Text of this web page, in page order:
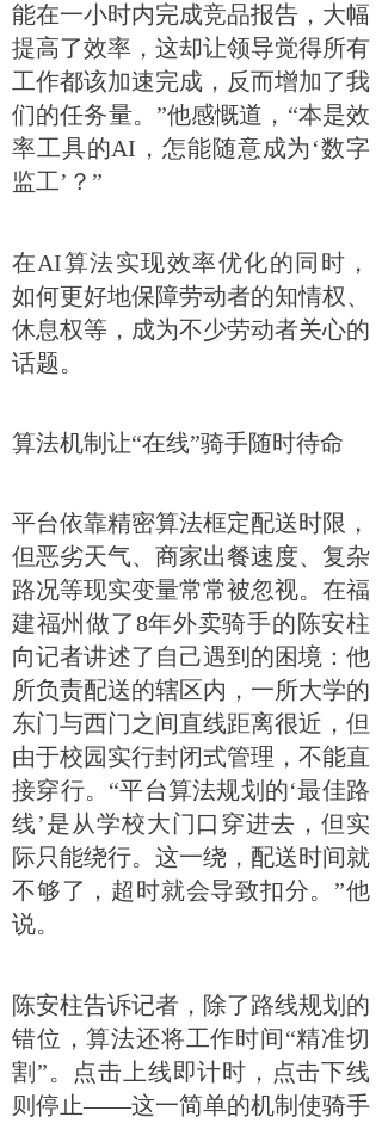
能在一小时内完成竞品报告，大幅
提高了效率，这却让领导觉得所有
工作都该加速完成，反而增加了我
们的任务量。”他感慨道，“本是效
率工具的AI，怎能随意成为‘数字
监工’？”
在AI算法实现效率优化的同时，
如何更好地保障劳动者的知情权、
休息权等，成为不少劳动者关心的
话题。
算法机制让“在线”骑手随时待命
平台依靠精密算法框定配送时限，
但恶劣天气、商家出餐速度、复杂
路况等现实变量常常被忽视。在福
建福州做了8年外卖骑手的陈安柱
向记者讲述了自己遇到的困境：他
所负责配送的辖区内，一所大学的
东门与西门之间直线距离很近，但
由于校园实行封闭式管理，不能直
接穿行。“平台算法规划的‘最佳路
线’是从学校大门口穿进去，但实
际只能绕行。这一绕，配送时间就
不够了，超时就会导致扣分。”他
说。
陈安柱告诉记者，除了路线规划的
错位，算法还将工作时间“精准切
割”。点击上线即计时，点击下线
则停止——这一简单的机制使骑手